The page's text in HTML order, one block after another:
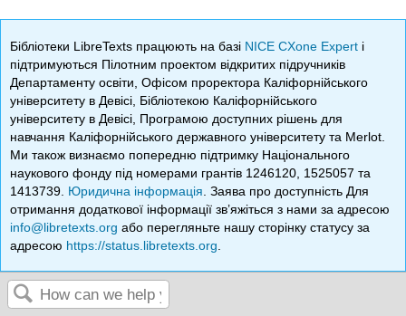
Бібліотеки LibreTexts працюють на базі NICE CXone Expert і
підтримуються Пілотним проектом відкритих підручників
Департаменту освіти, Офісом проректора Каліфорнійського
університету в Девісі, Бібліотекою Каліфорнійського
університету в Девісі, Програмою доступних рішень для
навчання Каліфорнійського державного університету та Merlot.
Ми також визнаємо попередню підтримку Національного
наукового фонду під номерами грантів 1246120, 1525057 та
1413739. Юридична інформація . Заява про доступність Для
отримання додаткової інформації зв’яжіться з нами за адресою
info@libretexts.org або перегляньте нашу сторінку статусу за
адресою https://status.libretexts.org